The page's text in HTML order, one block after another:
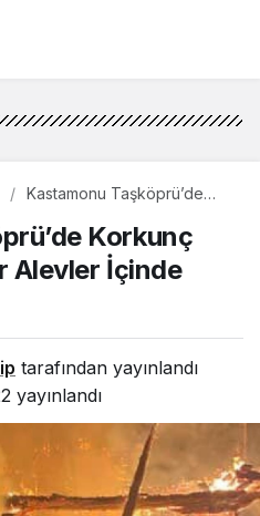
Kastamonu Taşköprü’de
Alevler İçinde Kaldı
Korkunç
Alevler İçinde
tarafından yayınlandı
yayınlandı